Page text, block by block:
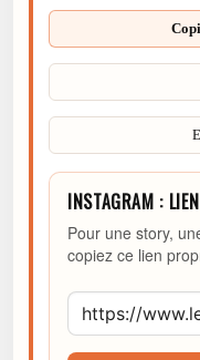
INSTAGRAM :
Pour une story,
copiez ce lien